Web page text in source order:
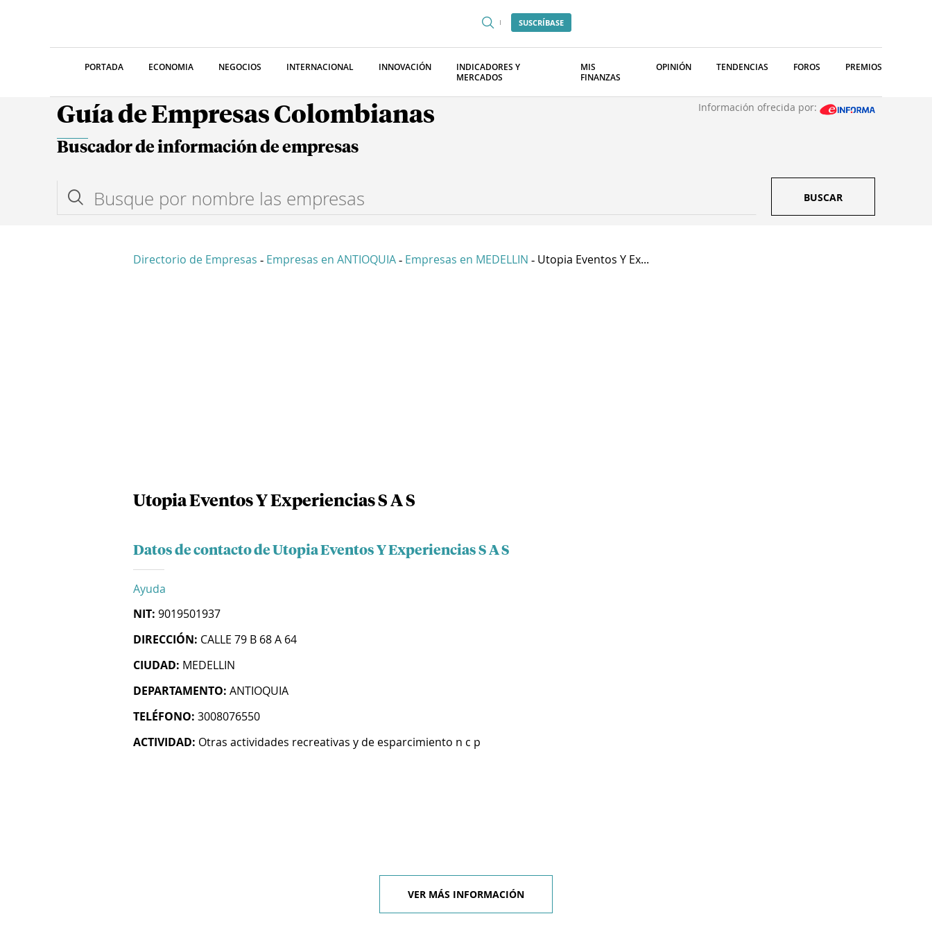
SUSCRÍBASE
PORTADA ECONOMIA NEGOCIOS INTERNACIONAL INNOVACIÓN
INDICADORES Y
MERCADOS
MIS
FINANZAS
OPINIÓN TENDENCIAS FOROS PREMIOS
Guía de Empresas Colombianas Información ofrecida por:
Buscador de información de empresas
BUSCAR
Directorio de Empresas - Empresas en ANTIOQUIA - Empresas en MEDELLIN - Utopia Eventos Y Ex...
Utopia Eventos Y Experiencias S A S
Datos de contacto de Utopia Eventos Y Experiencias S A S
Ayuda
NIT: 9019501937
DIRECCIÓN: CALLE 79 B 68 A 64
CIUDAD: MEDELLIN
DEPARTAMENTO: ANTIOQUIA
TELÉFONO: 3008076550
ACTIVIDAD: Otras actividades recreativas y de esparcimiento n c p
VER MÁS INFORMACIÓN